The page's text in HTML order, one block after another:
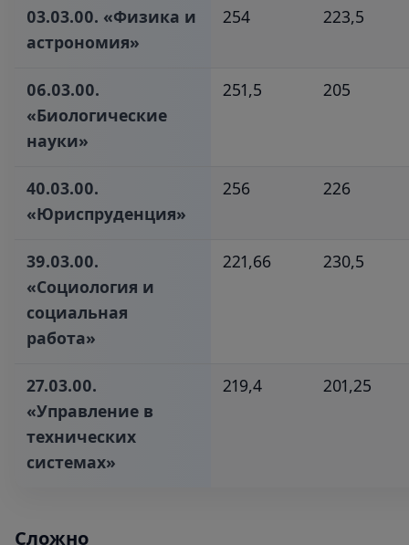
03.03.00. «Физика и
астрономия»‎
254 223,5
06.03.00.
«Биологические
науки»‎
251,5 205
40.03.00.
«Юриспруденция»‎
256 226
39.03.00.
«Социология и
социальная
работа»‎
221,66 230,5
27.03.00.
«Управление в
технических
системах»‎
219,4 201,25
Сложно